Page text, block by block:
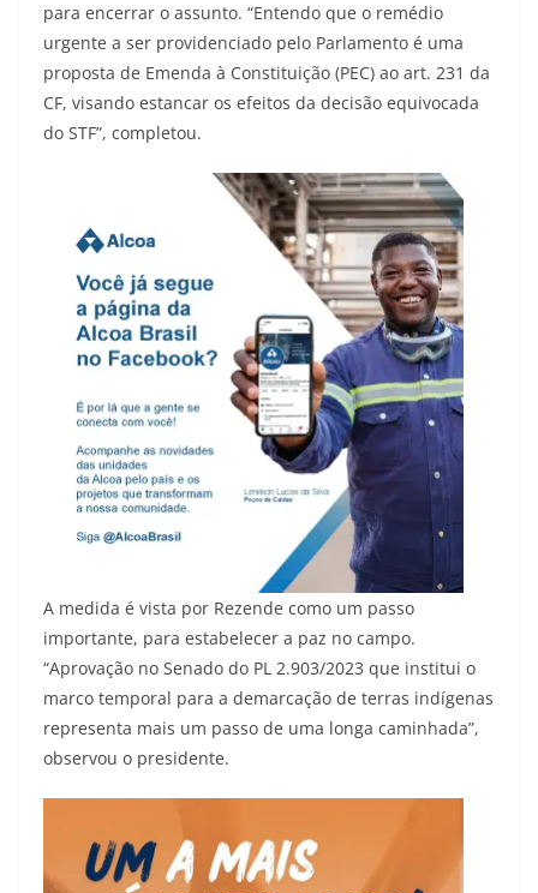
para encerrar o assunto. “Entendo que o remédio
urgente a ser providenciado pelo Parlamento é uma
proposta de Emenda à Constituição (PEC) ao art. 231 da
CF, visando estancar os efeitos da decisão equivocada
do STF”, completou.
A medida é vista por Rezende como um passo
importante, para estabelecer a paz no campo.
“Aprovação no Senado do PL 2.903/2023 que institui o
marco temporal para a demarcação de terras indígenas
representa mais um passo de uma longa caminhada”,
observou o presidente.